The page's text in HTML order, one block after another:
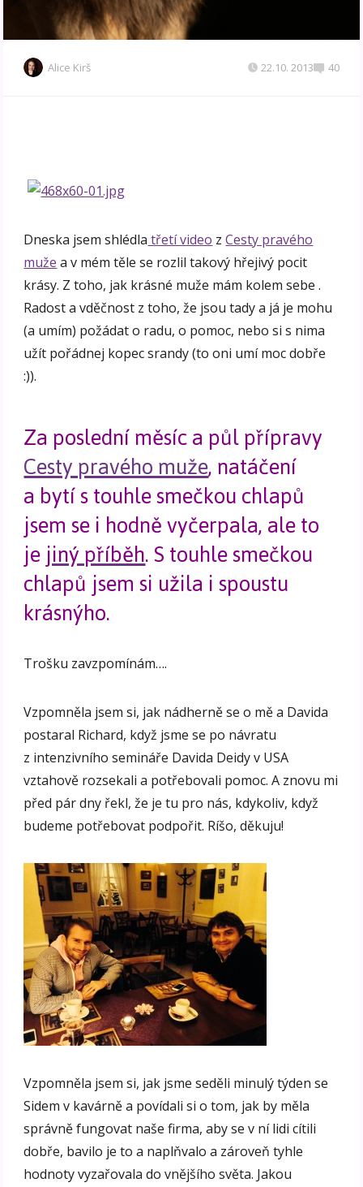
Alice Kirš 22.10. 2013 40
Dneska jsem shlédla třetí video zCesty pravého
muže a v mém těle se rozlil takový hřejivý pocit
krásy. Z toho, jak krásné muže mám kolem sebe .
Radost a vděčnost z toho, že jsou tady a já je mohu
(a umím) požádat o radu, o pomoc, nebo si s nima
užít pořádnej kopec srandy (to oni umí moc dobře
:)).
Za poslední měsíc a půl přípravy
Cesty pravého muže, natáčení
a bytí s touhle smečkou chlapů
jsem se i hodně vyčerpala, ale to
jejiný příběh. S touhle smečkou
chlapů jsem si užila i spoustu
krásnýho.
Trošku zavzpomínám….
Vzpomněla jsem si, jak nádherně se o mě a Davida
postaral Richard, když jsme se po návratu
z intenzivního semináře Davida Deidy v USA
vztahově rozsekali a potřebovali pomoc. A znovu mi
před pár dny řekl, že je tu pro nás, kdykoliv, když
budeme potřebovat podpořit. Ríšo, děkuju!
Vzpomněla jsem si, jak jsme seděli minulý týden se
Sidem v kavárně a povídali si o tom, jak by měla
správně fungovat naše firma, aby se v ní lidi cítili
dobře, bavilo je to a naplňvalo a zároveň tyhle
hodnoty vyzařovala do vnějšího světa. Jakou